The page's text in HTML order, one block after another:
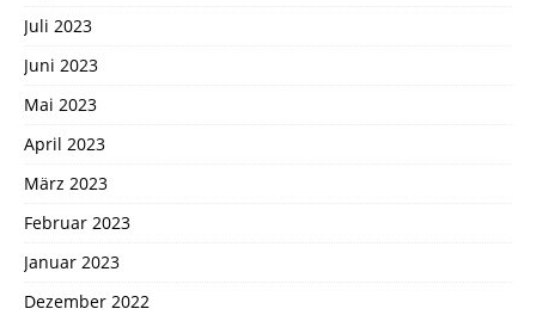
Juli 2023
Juni 2023
Mai 2023
April 2023
März 2023
Februar 2023
Januar 2023
Dezember 2022